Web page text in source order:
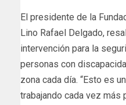
El presidente de la
Lino Rafael Delgado,
intervención para la
personas con
zona cada día. “Esto es
trabajando cada vez más